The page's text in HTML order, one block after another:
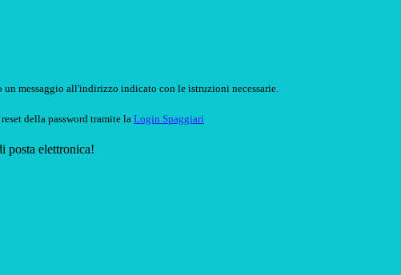
un messaggio all'indirizzo indicato con le istruzioni necessarie.
della password tramite la Login Spaggiari
posta elettronica!